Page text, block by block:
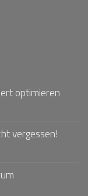
optimieren
vergessen!